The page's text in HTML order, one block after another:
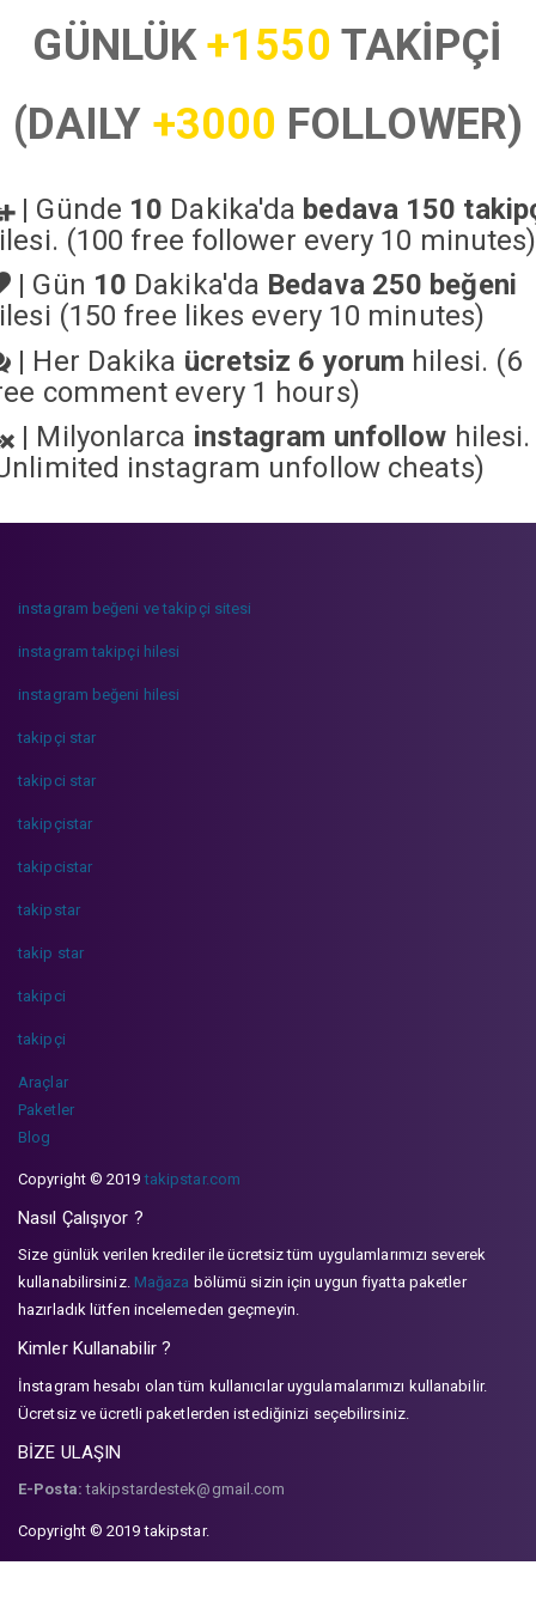
GÜNLÜK+1550 TAKİPÇİ
(DAILY +3000 FOLLOWER)
| Günde 10 Dakika'da bedava 150
(100 free follower every 10 minutes)
| Gün 10 Dakika'da Bedava 250 beğeni
(150 free likes every 10 minutes)
| Her Dakika ücretsiz 6 yorum hilesi. (6
comment every 1 hours)
| Milyonlarca instagram unfollow hilesi.
instagram unfollow cheats)
instagram beğeni ve takipçi sitesi
instagram takipçi hilesi
instagram beğeni hilesi
takipçi star
takipci star
takipçistar
takipcistar
takipstar
takip star
takipci
takipçi
Araçlar
Paketler
Blog
Copyright © 2019takipstar.com
Nasıl Çalışıyor ?
Size günlük verilen krediler ile ücretsiz tüm uygulamlarımızı severek
kullanabilirsiniz. Mağaza bölümü sizin için uygun fiyatta paketler
hazırladık lütfen incelemeden geçmeyin.
Kimler Kullanabilir ?
İnstagram hesabı olan tüm kullanıcılar uygulamalarımızı kullanabilir.
Ücretsiz ve ücretli paketlerden istediğinizi seçebilirsiniz.
BİZE ULAŞIN
E-Posta: takipstardestek@gmail.com
Copyright © 2019 takipstar.